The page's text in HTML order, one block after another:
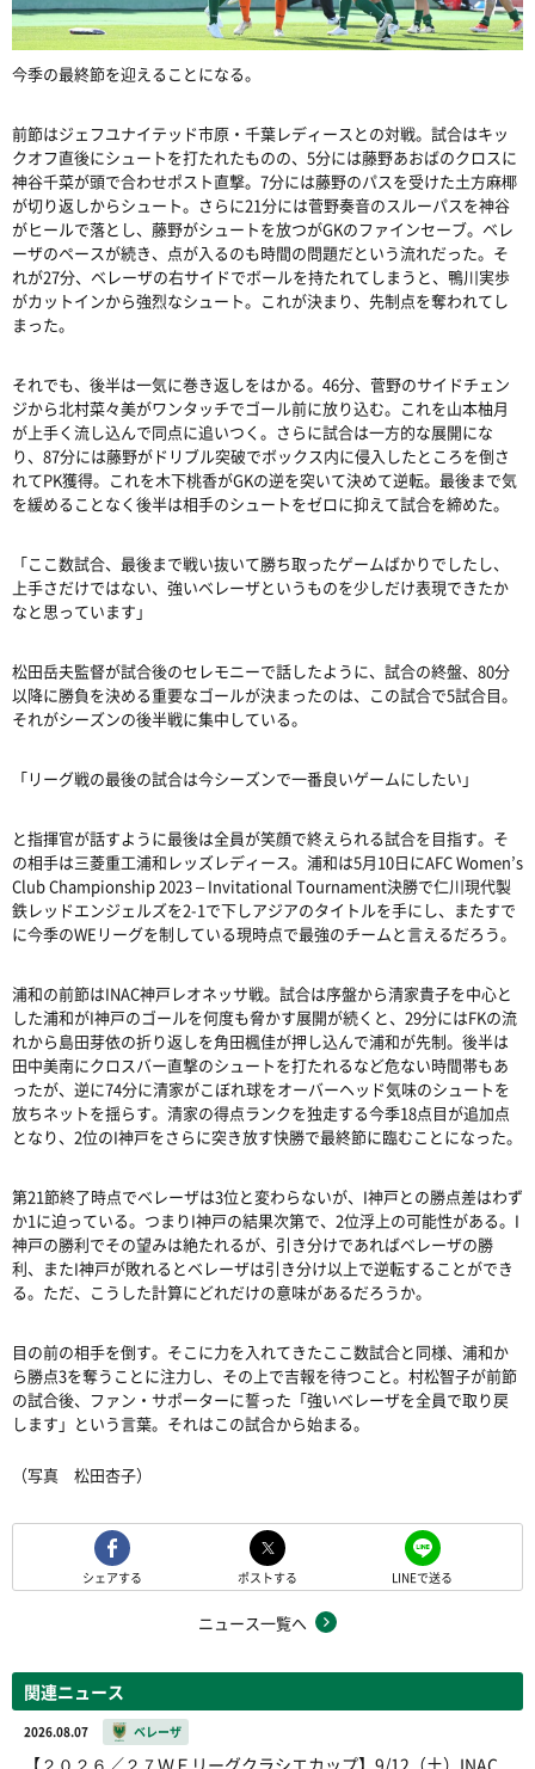
今季の最終節を迎えることになる。
前節はジェフユナイテッド市原・千葉レディースとの対戦。試合はキッ
クオフ直後にシュートを打たれたものの、5分には藤野あおばのクロスに
神谷千菜が頭で合わせポスト直撃。7分には藤野のパスを受けた土方麻椰
が切り返しからシュート。さらに21分には菅野奏音のスルーパスを神谷
がヒールで落とし、藤野がシュートを放つがGKのファインセーブ。ベレ
ーザのペースが続き、点が入るのも時間の問題だという流れだった。そ
れが27分、ベレーザの右サイドでボールを持たれてしまうと、鴨川実歩
がカットインから強烈なシュート。これが決まり、先制点を奪われてし
まった。
それでも、後半は一気に巻き返しをはかる。46分、菅野のサイドチェン
ジから北村菜々美がワンタッチでゴール前に放り込む。これを山本柚月
が上手く流し込んで同点に追いつく。さらに試合は一方的な展開にな
り、87分には藤野がドリブル突破でボックス内に侵入したところを倒さ
れてPK獲得。これを木下桃香がGKの逆を突いて決めて逆転。最後まで気
を緩めることなく後半は相手のシュートをゼロに抑えて試合を締めた。
「ここ数試合、最後まで戦い抜いて勝ち取ったゲームばかりでしたし、
上手さだけではない、強いベレーザというものを少しだけ表現できたか
なと思っています」
松田岳夫監督が試合後のセレモニーで話したように、試合の終盤、80分
以降に勝負を決める重要なゴールが決まったのは、この試合で5試合目。
それがシーズンの後半戦に集中している。
「リーグ戦の最後の試合は今シーズンで一番良いゲームにしたい」
と指揮官が話すように最後は全員が笑顔で終えられる試合を目指す。そ
の相手は三菱重工浦和レッズレディース。浦和は5月10日にAFC Women’s
Club Championship 2023 – Invitational Tournament決勝で仁川現代製
鉄レッドエンジェルズを2-1で下しアジアのタイトルを手にし、またすで
に今季のWEリーグを制している現時点で最強のチームと言えるだろう。
浦和の前節はINAC神戸レオネッサ戦。試合は序盤から清家貴子を中心と
した浦和がI神戸のゴールを何度も脅かす展開が続くと、29分にはFKの流
れから島田芽依の折り返しを角田楓佳が押し込んで浦和が先制。後半は
田中美南にクロスバー直撃のシュートを打たれるなど危ない時間帯もあ
ったが、逆に74分に清家がこぼれ球をオーバーヘッド気味のシュートを
放ちネットを揺らす。清家の得点ランクを独走する今季18点目が追加点
となり、2位のI神戸をさらに突き放す快勝で最終節に臨むことになった。
第21節終了時点でベレーザは3位と変わらないが、I神戸との勝点差はわず
か1に迫っている。つまりI神戸の結果次第で、2位浮上の可能性がある。I
神戸の勝利でその望みは絶たれるが、引き分けであればベレーザの勝
利、またI神戸が敗れるとベレーザは引き分け以上で逆転することができ
る。ただ、こうした計算にどれだけの意味があるだろうか。
目の前の相手を倒す。そこに力を入れてきたここ数試合と同様、浦和か
ら勝点3を奪うことに注力し、その上で吉報を待つこと。村松智子が前節
の試合後、ファン・サポーターに誓った「強いベレーザを全員で取り戻
します」という言葉。それはこの試合から始まる。
（写真 松田杏子）
シェアする ポストする LINEで送る
ニュース一覧へ
関連ニュース
2026.08.07 ベレーザ
【２０２６／２７ＷＥリーグクラシエカップ】9/12（土）INAC